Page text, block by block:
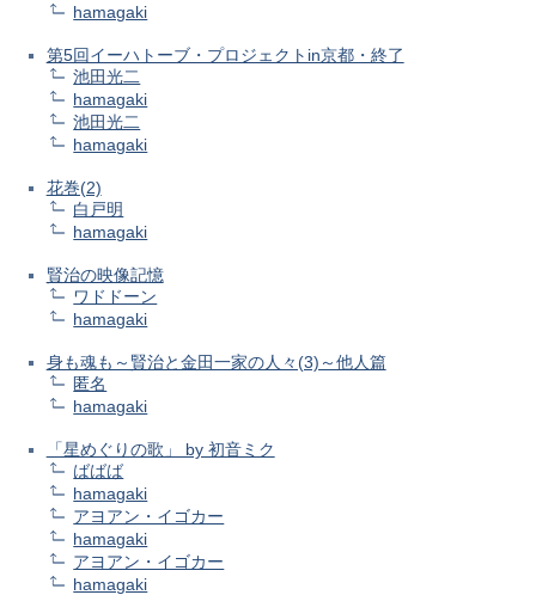
hamagaki
第5回イーハトーブ・プロジェクトin京都・終了
池田光二
hamagaki
池田光二
hamagaki
花巻(2)
白戸明
hamagaki
賢治の映像記憶
ワドドーン
hamagaki
身も魂も～賢治と金田一家の人々(3)～他人篇
匿名
hamagaki
「星めぐりの歌」 by 初音ミク
ばばば
hamagaki
アヨアン・イゴカー
hamagaki
アヨアン・イゴカー
hamagaki